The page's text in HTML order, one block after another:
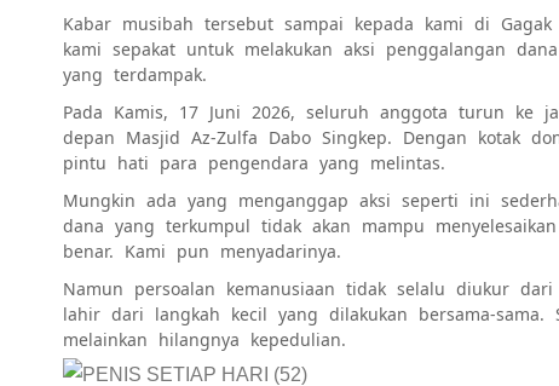
Kabar musibah tersebut sampai kepada kami di
kami sepakat untuk melakukan aksi penggalangan
yang terdampak.
Pada Kamis, 17 Juni 2026, seluruh anggota turun ke
depan Masjid Az-Zulfa Dabo Singkep. Dengan kotak
pintu hati para pengendara yang melintas.
Mungkin ada yang menganggap aksi seperti ini
dana yang terkumpul tidak akan mampu
benar. Kami pun menyadarinya.
Namun persoalan kemanusiaan tidak selalu diukur
lahir dari langkah kecil yang dilakukan bersama-
melainkan hilangnya kepedulian.